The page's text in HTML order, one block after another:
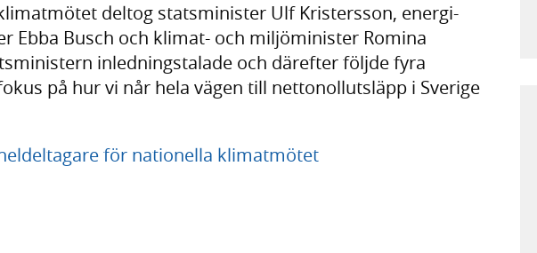
deltog statsminister Ulf Kristersson, energi-
Ebba Busch och klimat- och miljöminister Romina
inledningstalade och därefter följde fyra
på hur vi når hela vägen till nettonollutsläpp i Sverige
för nationella klimatmötet